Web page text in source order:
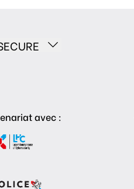
avec :